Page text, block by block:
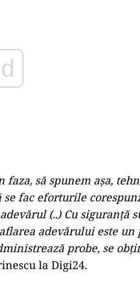
să spunem așa,
se fac eforturile
(..) Cu siguranță
adevărului este
probe, se
la Digi24.